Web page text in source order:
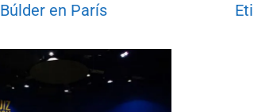
Búlder en París